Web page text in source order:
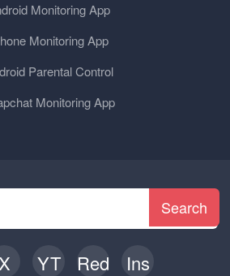
Monitoring App
Monitoring App
Parental Control
Monitoring App
Search
X YT Red Ins